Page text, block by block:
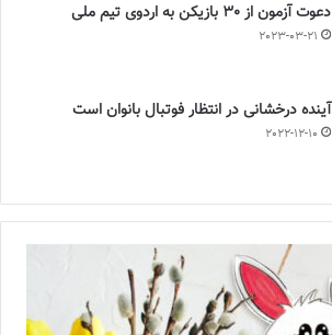
دعوت آزمون از 30 بازیکن به اردوی تیم ملی
2023-03-21
آینده درخشانی در انتظار فوتبال بانوان است
2022-12-10